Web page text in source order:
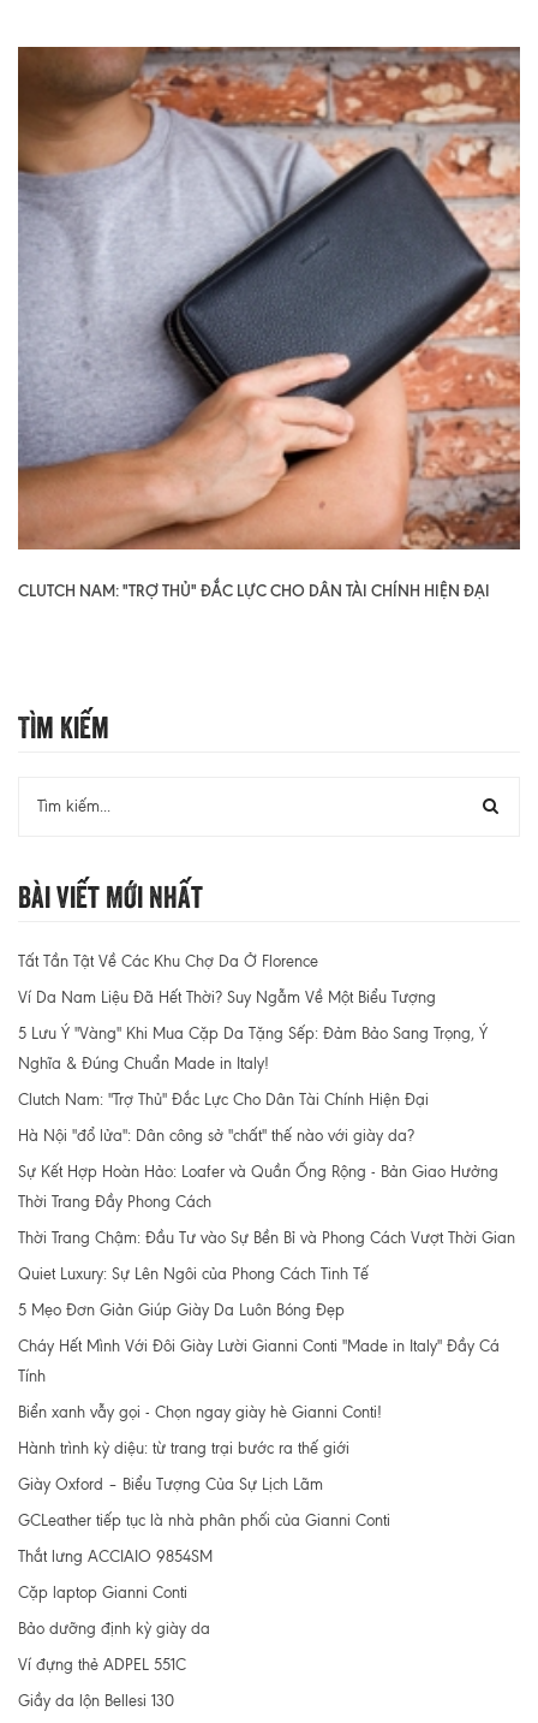
CLUTCH NAM: "TRỢ THỦ" ĐẮC LỰC CHO DÂN TÀI CHÍNH HIỆN ĐẠI
Tìm Kiếm
Bài Viết Mới Nhất
Tất Tần Tật Về Các Khu Chợ Da Ở Florence
Ví Da Nam Liệu Đã Hết Thời? Suy Ngẫm Về Một Biểu Tượng
5 Lưu Ý "Vàng" Khi Mua Cặp Da Tặng Sếp: Đảm Bảo Sang Trọng, Ý
Nghĩa & Đúng Chuẩn Made in Italy!
Clutch Nam: "Trợ Thủ" Đắc Lực Cho Dân Tài Chính Hiện Đại
Hà Nội "đổ lửa": Dân công sở "chất" thế nào với giày da?
Sự Kết Hợp Hoàn Hảo: Loafer và Quần Ống Rộng - Bản Giao Hưởng
Thời Trang Đầy Phong Cách
Thời Trang Chậm: Đầu Tư vào Sự Bền Bỉ và Phong Cách Vượt Thời Gian
Quiet Luxury: Sự Lên Ngôi của Phong Cách Tinh Tế
5 Mẹo Đơn Giản Giúp Giày Da Luôn Bóng Đẹp
Cháy Hết Mình Với Đôi Giày Lười Gianni Conti "Made in Italy" Đầy Cá
Tính
Biển xanh vẫy gọi - Chọn ngay giày hè Gianni Conti!
Hành trình kỳ diệu: từ trang trại bước ra thế giới
Giày Oxford – Biểu Tượng Của Sự Lịch Lãm
GCLeather tiếp tục là nhà phân phối của Gianni Conti
Thắt lưng ACCIAIO 9854SM
Cặp laptop Gianni Conti
Bảo dưỡng định kỳ giày da
Ví đựng thẻ ADPEL 551C
Giầy da lộn Bellesi 130